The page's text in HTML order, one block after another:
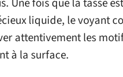
Une fois que la tasse
liquide, le voyant
attentivement les
à la surface.